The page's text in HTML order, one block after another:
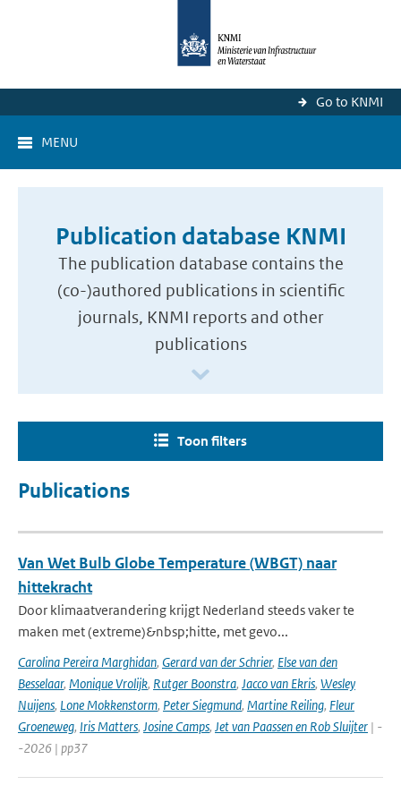
Go to KNMI
MENU
Publication database KNMI
The publication database contains the
(co-)authored publications in scientific
journals, KNMI reports and other
publications
Toon filters
Publications
Van Wet Bulb Globe Temperature (WBGT) naar
hittekracht
Door klimaatverandering krijgt Nederland steeds vaker te
maken met (extreme)&nbsp;hitte, met gevo...
Carolina Pereira Marghidan, Gerard van der Schrier, Else van den
Besselaar, Monique Vrolijk, Rutger Boonstra, Jacco van Ekris, Wesley
Nuijens, Lone Mokkenstorm, Peter Siegmund, Martine Reiling, Fleur
Groeneweg, Iris Matters, Josine Camps, Jet van Paassen en Rob Sluijter | -
-2026 | pp37